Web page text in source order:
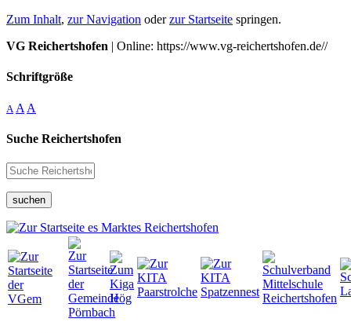
Zum Inhalt, zur Navigation oderzur Startseite springen.
VG Reichertshofen | Online: https://www.vg-reichertshofen.de//
Schriftgröße
A A A
Suche Reichertshofen
suchen